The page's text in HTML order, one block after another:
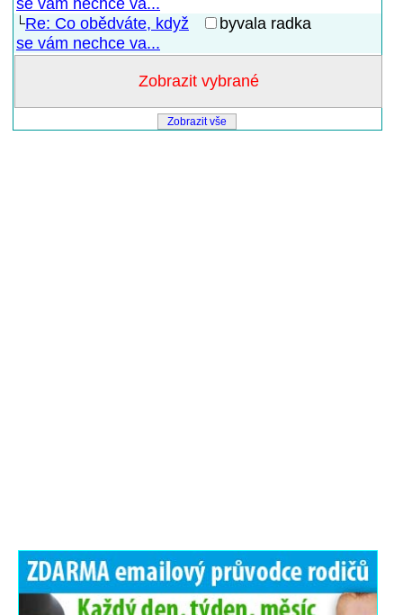
se vám nechce va...
Re: Co obědváte, když
se vám nechce va...
byvala radka
Zobrazit vše